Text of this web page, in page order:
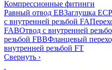
Компрессионные фитинги
Равный отвод EBЗаглушка EC
с внутренней резьбой FA
FABОтвод с внутренней
резьбой FBBФланцевый
внутренней резьбой FT
Свернуть ›